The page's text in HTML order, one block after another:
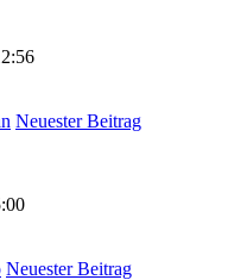
Neuester Beitrag
Neuester Beitrag